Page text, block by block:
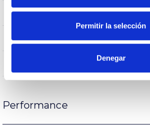
Permitir la selección
Denegar
Current (A)
Body color
Performance